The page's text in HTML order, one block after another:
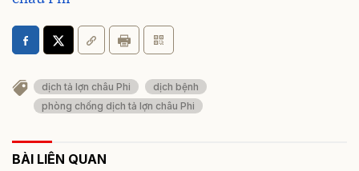
dịch tả lợn châu Phi
dịch bệnh
phòng chống dịch tả lợn châu Phi
BÀI LIÊN QUAN